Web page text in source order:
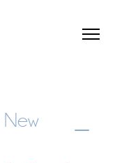
New